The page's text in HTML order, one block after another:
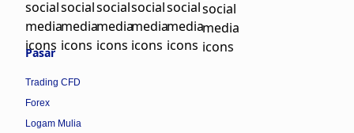
Pasar
Trading CFD
Forex
Logam Mulia